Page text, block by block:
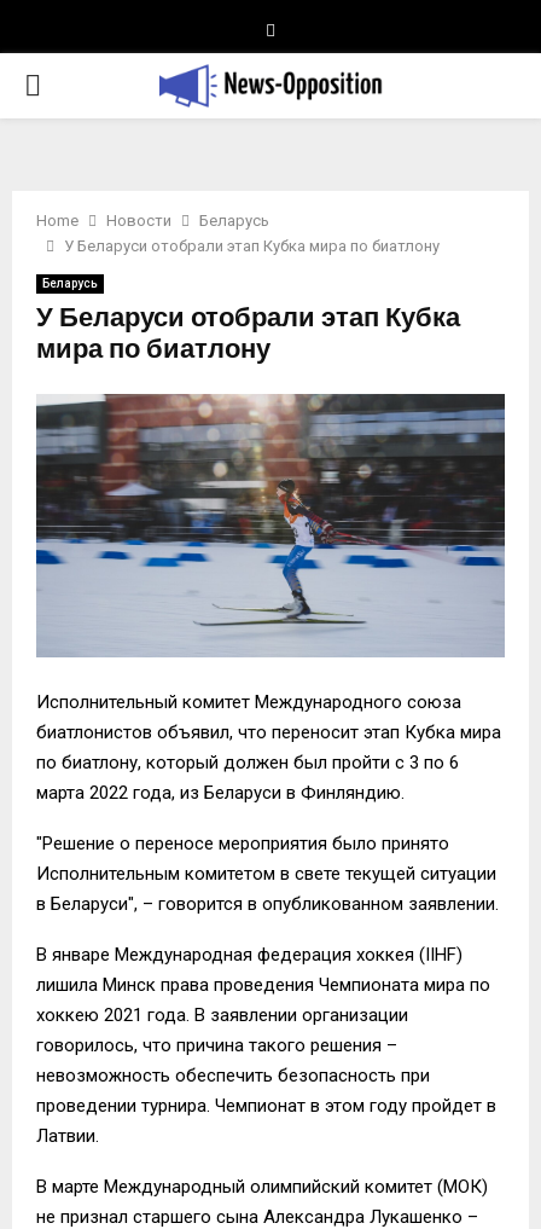
PRIMARY
Home Новости
Беларусь
У Беларуси отобрали этап Кубка мира по биатлону
Беларусь
У Беларуси отобрали этап Кубка
мира по биатлону
Исполнительный комитет Международного союза
биатлонистов объявил, что переносит этап Кубка мира
по биатлону, который должен был пройти с 3 по 6
марта 2022 года, из Беларуси в Финляндию.
"Решение о переносе мероприятия было принято
Исполнительным комитетом в свете текущей ситуации
в Беларуси", – говорится в опубликованном заявлении.
В январе Международная федерация хоккея (IIHF)
лишила Минск права проведения Чемпионата мира по
хоккею 2021 года. В заявлении организации
говорилось, что причина такого решения –
невозможность обеспечить безопасность при
проведении турнира. Чемпионат в этом году пройдет в
Латвии.
В марте Международный олимпийский комитет (МОК)
не признал старшего сына Александра Лукашенко –